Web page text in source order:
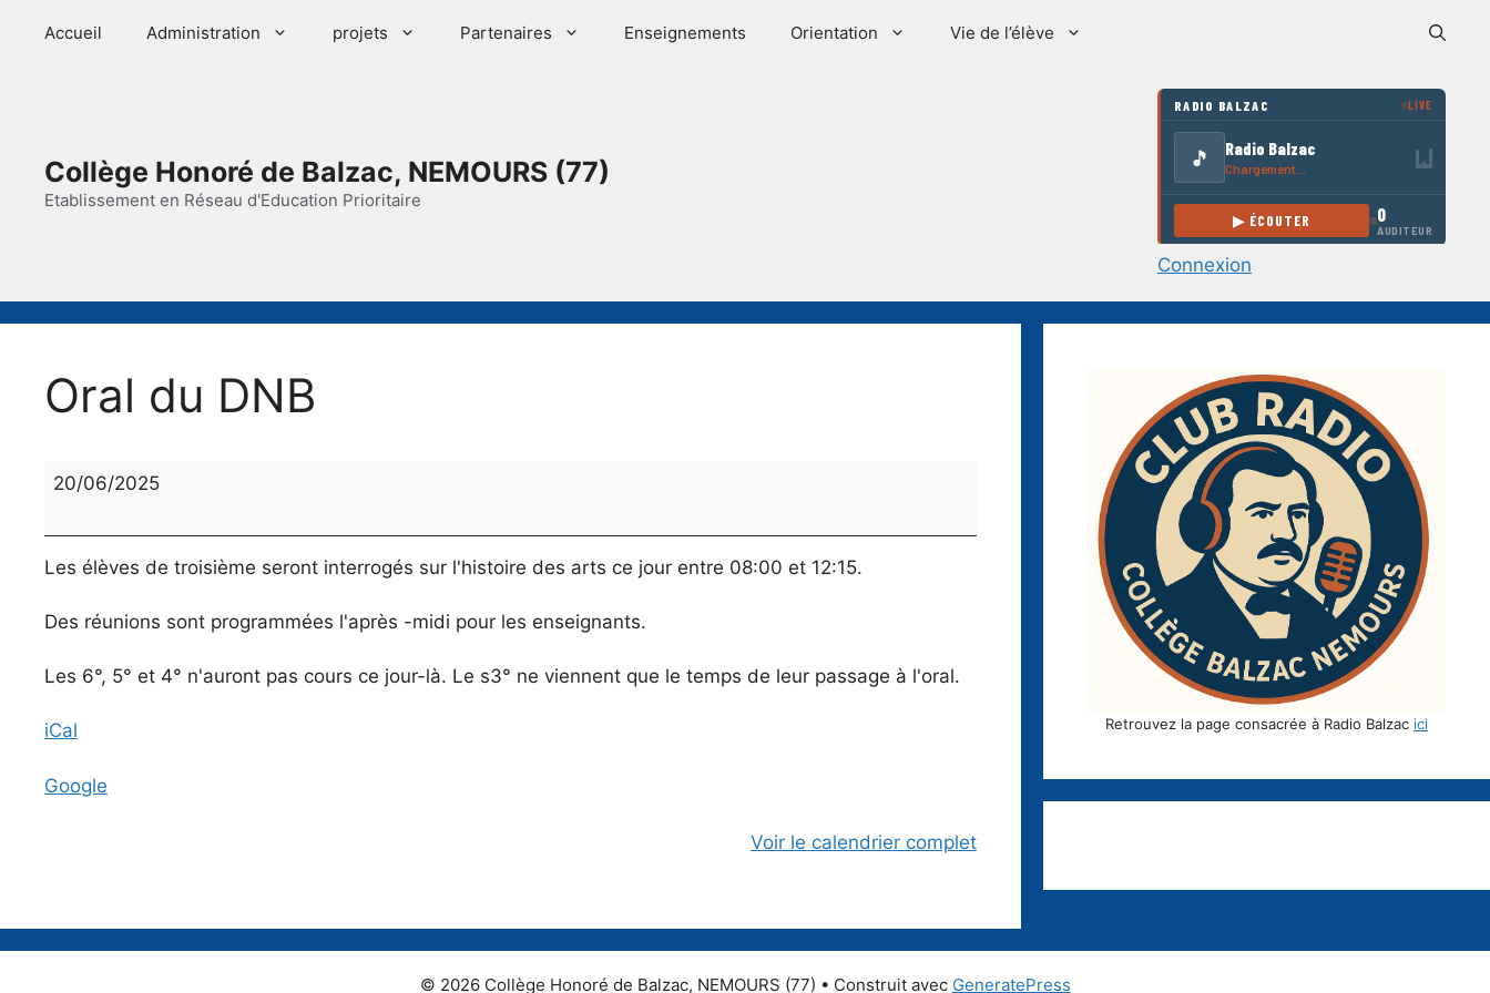
Accueil Administration projets Partenaires Enseignements Orientation Vie de l’élève
Collège Honoré de Balzac, NEMOURS (77)
Etablissement en Réseau d'Education Prioritaire
Connexion
Oral du DNB
Oral
20/06/2025
Les élèves de troisième seront interrogés sur l'histoire des arts ce jour entre 08:00 et 12:15.
Des réunions sont programmées l'après -midi pour les enseignants.
Les 6°, 5° et 4° n'auront pas cours ce jour-là. Le s3° ne viennent que le temps de leur passage à l'oral.
iCal
Google
Voir le calendrier complet
Retrouvez la page consacrée à Radio Balzac ici
© 2026 Collège Honoré de Balzac, NEMOURS (77) • Construit avec GeneratePress